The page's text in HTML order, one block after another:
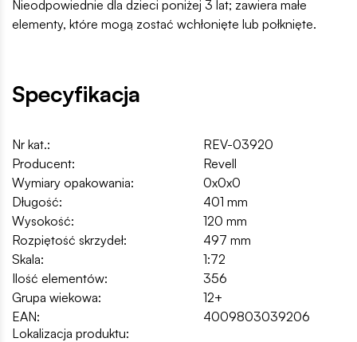
Nieodpowiednie dla dzieci poniżej 3 lat; zawiera małe
elementy, które mogą zostać wchłonięte lub połknięte.
Specyfikacja
Nr kat.:
REV-03920
Producent:
Revell
Wymiary opakowania:
0x0x0
Długość:
401 mm
Wysokość:
120 mm
Rozpiętość skrzydeł:
497 mm
Skala:
1:72
Ilość elementów:
356
Grupa wiekowa:
12+
EAN:
4009803039206
Lokalizacja produktu: